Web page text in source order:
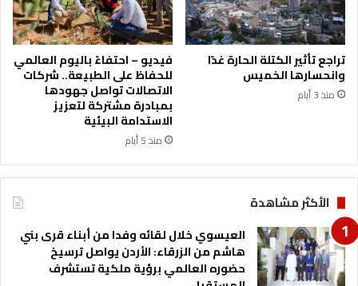
و
ي
ة
ا
ل
ع
ل
ص
ف
ل
ح
تراجع تأثير الكتلة الحارة غدًا
وانحسارها الخميس
منذ 3 أيام
فيديو – احتفاءً باليوم العالمي
للحفاظ على الطبيعة.. شركات
الاتصالات تواصل جهودها
بمبادرة مشتركة لتعزيز
الاستدامة البيئية
منذ 5 أيام
الأكثر مشاهدة
العيسوي خلال لقائه وفدا من أبناء قرى بني
هاشم من الزرقاء: الأردن يواصل ترسيخ
حضوره العالمي برؤية ملكية تستشرف